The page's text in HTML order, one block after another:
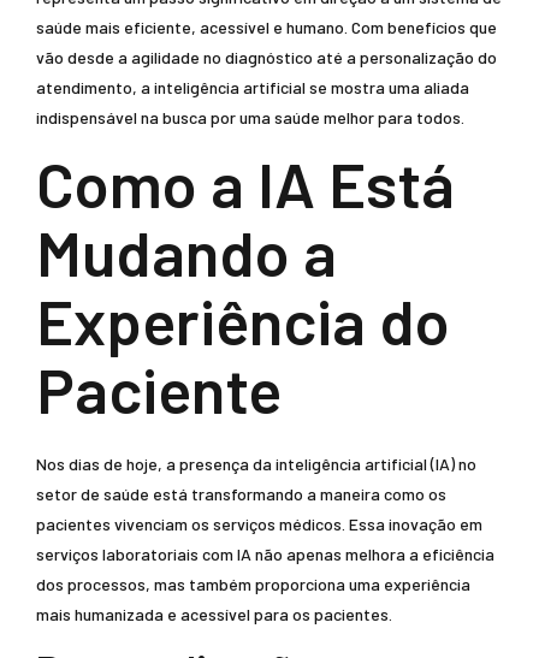
saúde mais eficiente, acessível e humano. Com benefícios que
vão desde a agilidade no diagnóstico até a personalização do
atendimento, a inteligência artificial se mostra uma aliada
indispensável na busca por uma saúde melhor para todos.
Como a IA Está
Mudando a
Experiência do
Paciente
Nos dias de hoje, a presença da inteligência artificial (IA) no
setor de saúde está transformando a maneira como os
pacientes vivenciam os serviços médicos. Essa inovação em
serviços laboratoriais com IA não apenas melhora a eficiência
dos processos, mas também proporciona uma experiência
mais humanizada e acessível para os pacientes.